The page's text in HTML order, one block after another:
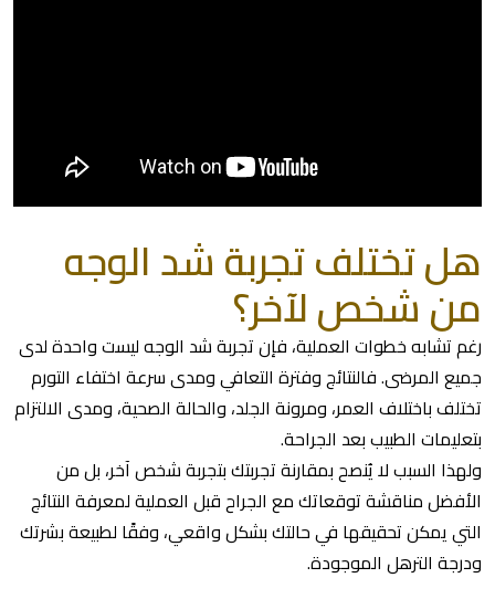
هل تختلف تجربة شد الوجه
من شخص لآخر؟
رغم تشابه خطوات العملية، فإن تجربة شد الوجه ليست واحدة لدى
جميع المرضى. فالنتائج وفترة التعافي ومدى سرعة اختفاء التورم
تختلف باختلاف العمر، ومرونة الجلد، والحالة الصحية، ومدى الالتزام
بتعليمات الطبيب بعد الجراحة.
ولهذا السبب لا يُنصح بمقارنة تجربتك بتجربة شخص آخر، بل من
الأفضل مناقشة توقعاتك مع الجراح قبل العملية لمعرفة النتائج
التي يمكن تحقيقها في حالتك بشكل واقعي، وفقًا لطبيعة بشرتك
ودرجة الترهل الموجودة.